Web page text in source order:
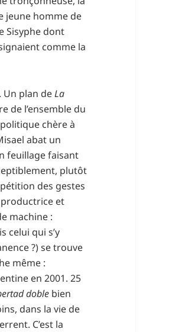
jeune homme de
Sisyphe dont
comme la
Un plan deLa
de l’ensemble du
chère à
abat un
feuillage faisant
plutôt
des gestes
et
machine :
celui qui s’y
?) se trouve
même :
en 2001. 25
doble bien
dans la vie de
C’est la